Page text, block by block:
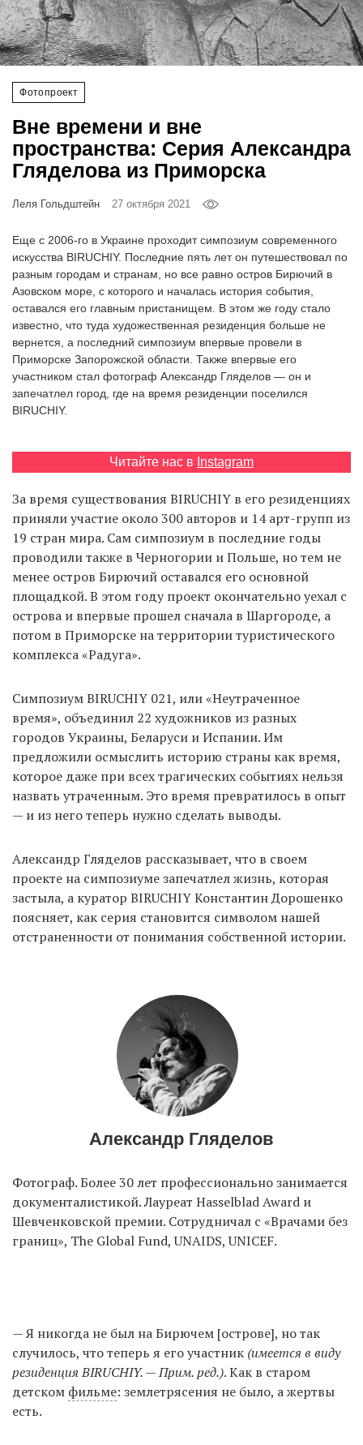
Фотопроект
Вне времени и вне
пространства: Серия Александра
Гляделова из Приморска
Леля Гольдштейн 27 октября 2021
Еще с 2006-го в Украине проходит симпозиум современного
искусства ВIRUCHIY. Последние пять лет он путешествовал по
разным городам и странам, но все равно остров Бирючий в
Азовском море, с которого и началась история события,
оставался его главным пристанищем. В этом же году стало
известно, что туда художественная резиденция больше не
вернется, а последний симпозиум впервые провели в
Приморске Запорожской области. Также впервые его
участником стал фотограф Александр Гляделов — он и
запечатлел город, где на время резиденции поселился
ВIRUCHIY.
Читайте нас в Instagram
За время существования ВIRUCHIY в его резиденциях
приняли участие около 300 авторов и 14 арт-групп из
19 стран мира. Сам симпозиум в последние годы
проводили также в Черногории и Польше, но тем не
менее остров Бирючий оставался его основной
площадкой. В этом году проект окончательно уехал с
острова и впервые прошел сначала в Шаргороде, а
потом в Приморске на территории туристического
комплекса «Радуга».
Симпозиум ВIRUCHIY 021, или «Неутраченное
время», объединил 22 художников из разных
городов Украины, Беларуси и Испании. Им
предложили осмыслить историю страны как время,
которое даже при всех трагических событиях нельзя
назвать утраченным. Это время превратилось в опыт
— и из него теперь нужно сделать выводы.
Александр Гляделов рассказывает, что в своем
проекте на симпозиуме запечатлел жизнь, которая
застыла, а куратор ВIRUCHIY Константин Дорошенко
поясняет, как серия становится символом нашей
отстраненности от понимания собственной истории.
Александр Гляделов
Фотограф. Более 30 лет профессионально занимается
документалистикой. Лауреат Hasselblad Award и
Шевченковской премии. Сотрудничал с «Врачами без
границ», The Global Fund, UNAIDS, UNICEF.
— Я никогда не был на Бирючем [острове], но так
случилось, что теперь я его участник (имеется в виду
резиденция BIRUCHIY. — Прим. ред.). Как в старом
детском фильме: землетрясения не было, а жертвы
есть.